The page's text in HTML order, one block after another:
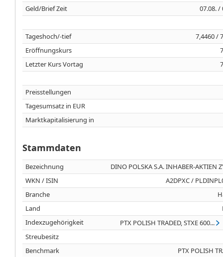
Geld/Brief Zeit
07.08. /
Tageshoch/-tief
7,4460 /
Eröffnungskurs
Letzter Kurs Vortag
Preisstellungen
Tagesumsatz in EUR
Marktkapitalisierung in
Stammdaten
Bezeichnung
DINO POLSKA S.A. INHABER-AKTIEN
WKN / ISIN
A2DPXC /
Branche
Land
Indexzugehörigkeit
PTX POLISH TRADED, STXE 600...
Streubesitz
Benchmark
PTX POLISH